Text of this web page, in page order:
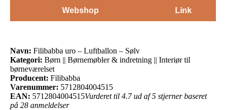
Webshop
Link
Navn: Filibabba uro – Luftballon – Sølv
Kategori: Børn || Børnemøbler & indretning || Interiør til
børneværelset
Producent: Filibabba
Varenummer: 5712804004515
EAN: 5712804004515Vurderet til 4.7 ud af 5 stjerner baseret
på 28 anmeldelser